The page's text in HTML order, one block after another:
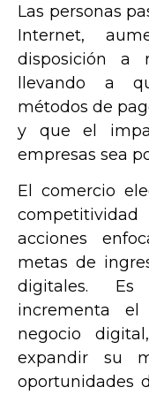
Las personas
Internet,
disposición a
llevando a
métodos de
y que el
empresas sea
El comercio
acciones
metas de
digitales.
incrementa
negocio
expandir su
oportunidades